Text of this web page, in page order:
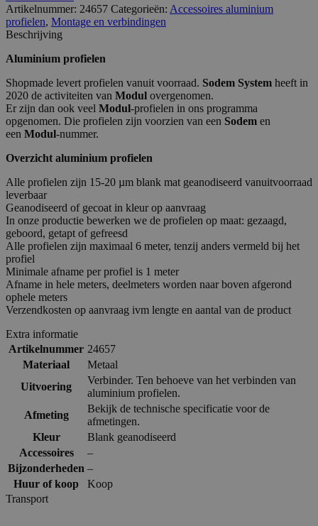
Artikelnummer: 24657 Categorieën: Accessoires aluminium
profielen, Montage en verbindingen
Beschrijving
Aluminium profielen
Shopmade levert profielen vanuit voorraad. Sodem System heeft in
2020 de activiteiten van Modul overgenomen.
Er zijn dan ook veel Modul-profielen in ons programma
opgenomen. Die profielen zijn voorzien van een Sodem en
een Modul-nummer.
Overzicht aluminium profielen
Alle profielen zijn 15-20 µm blank mat geanodiseerd vanuitvoorraad
leverbaar
Geanodiseerd of gecoat in kleur op aanvraag
In onze productie bewerken we de profielen op maat: gezaagd,
geboord, getapt of gefreesd
Alle profielen zijn maximaal 6 meter, tenzij anders vermeld bij het
profiel
Minimale afname per profiel is 1 meter
Afname in hele meters, deelmeters worden naar boven afgerond
ophele meters
Verzendkosten op aanvraag ivm lengte en aantal van de product
Extra informatie
Artikelnummer 24657
Materiaal
Metaal
Uitvoering
Verbinder. Ten behoeve van het verbinden van
aluminium profielen.
Afmeting
Bekijk de technische specificatie voor de
afmetingen.
Kleur
Blank geanodiseerd
Accessoires
–
Bijzonderheden –
Huur of koop
Koop
Transport